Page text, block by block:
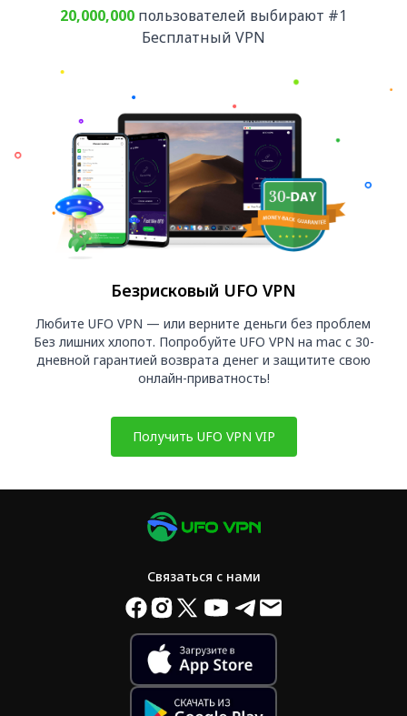
20,000,000 пользователей выбирают #1
Бесплатный VPN
Безрисковый UFO VPN
Любите UFO VPN — или верните деньги без проблем
Без лишних хлопот. Попробуйте UFO VPN на mac с 30-
дневной гарантией возврата денег и защитите свою
онлайн-приватность!
Получить UFO VPN VIP
Связаться с нами